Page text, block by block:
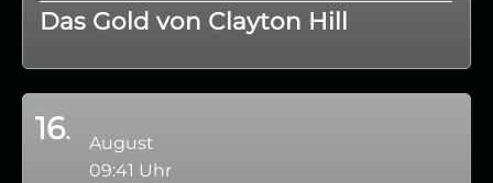
Das Gold von Clayton Hill
16
August
09:41 Uhr